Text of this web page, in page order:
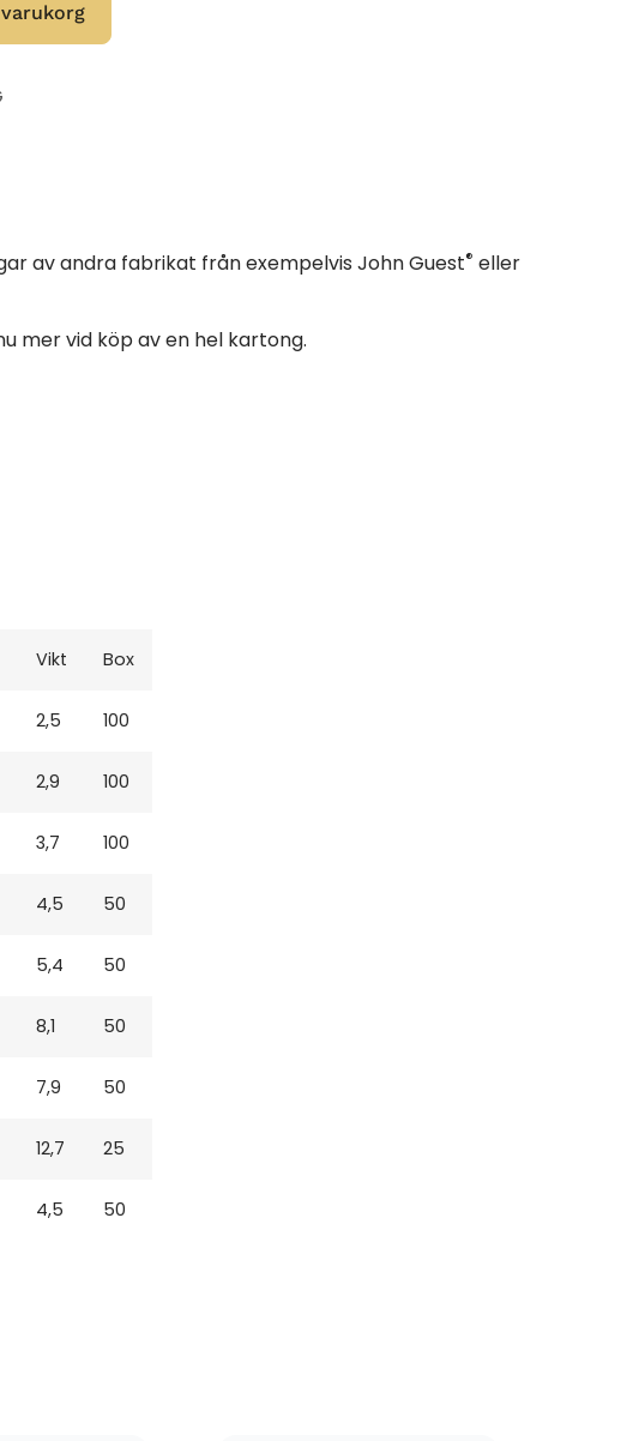
av andra fabrikat från exempelvis John Guest® eller
mer vid köp av en hel kartong.
Vikt Box
2,5 100
2,9 100
3,7 100
4,5 50
5,4 50
8,1 50
7,9 50
12,7 25
4,5 50